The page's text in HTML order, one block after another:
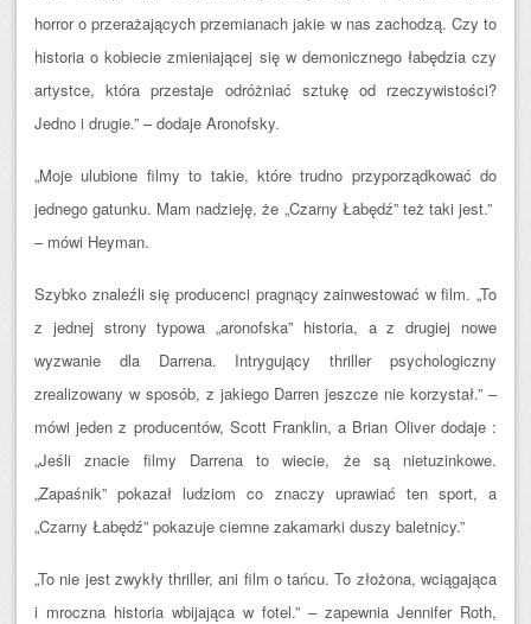
horror o przerażających przemianach jakie w nas zachodzą. Czy to
historia o kobiecie zmieniającej się w demonicznego łabędzia czy
artystce, która przestaje odróżniać sztukę od rzeczywistości?
Jedno i drugie.” – dodaje Aronofsky.
„Moje ulubione filmy to takie, które trudno przyporządkować do
jednego gatunku. Mam nadzieję, że „Czarny Łabędź” też taki jest.”
– mówi Heyman.
Szybko znaleźli się producenci pragnący zainwestować w film. „To
z jednej strony typowa „aronofska” historia, a z drugiej nowe
wyzwanie dla Darrena. Intrygujący thriller psychologiczny
zrealizowany w sposób, z jakiego Darren jeszcze nie korzystał.” –
mówi jeden z producentów, Scott Franklin, a Brian Oliver dodaje :
„Jeśli znacie filmy Darrena to wiecie, że są nietuzinkowe.
„Zapaśnik” pokazał ludziom co znaczy uprawiać ten sport, a
„Czarny Łabędź” pokazuje ciemne zakamarki duszy baletnicy.”
„To nie jest zwykły thriller, ani film o tańcu. To złożona, wciągająca
i mroczna historia wbijająca w fotel.” – zapewnia Jennifer Roth,